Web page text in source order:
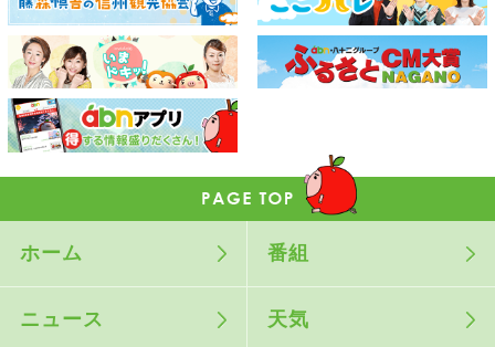
ホーム 番組
ニュース 天気